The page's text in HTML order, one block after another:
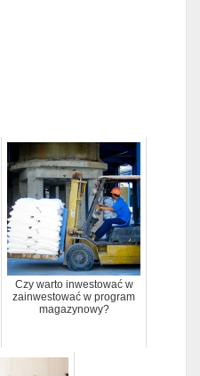
Czy warto inwestować w
zainwestować w program
magazynowy?